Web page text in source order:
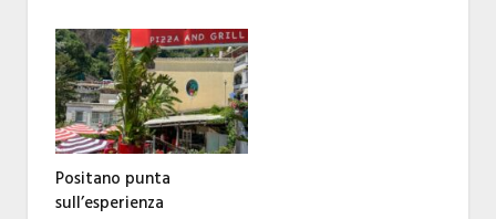
Positano punta
sull’esperienza